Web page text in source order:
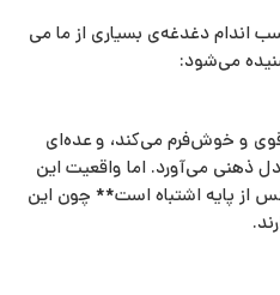
اندام دغدغه‌ی بسیاری از ما می
می‌شود:
و خوش‌فرم می‌کند، و عده‌ای
ذهنی می‌آورد. اما واقعیت این
از پایه اشتباه است** چون این